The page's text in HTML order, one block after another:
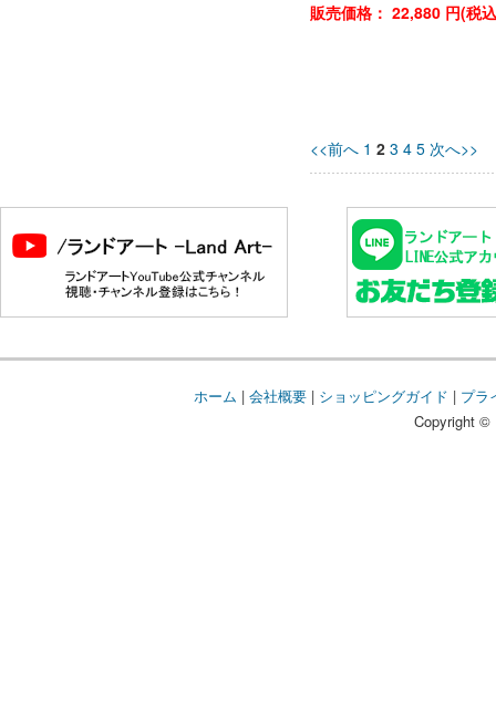
販売価格： 22,880 円(税
<<前へ 1 2 3 4 5 次へ>>
ホーム | 会社概要| ショッピングガイド | プラ
Copyright ©